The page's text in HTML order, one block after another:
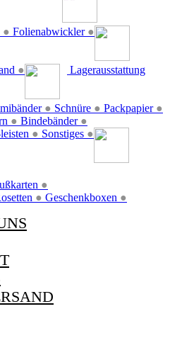
● Folienabwickler ●
●
● Schnüre ● Packpapier ●
Lagerausstattung
● Bindebänder ●
● Sonstiges ●
●
● Geschenkboxen ●